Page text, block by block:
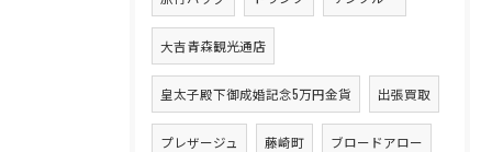
大吉青森観光通店
皇太子殿下御成婚記念5万円金貨 出張買取
プレザージュ 藤崎町 ブロードアロー